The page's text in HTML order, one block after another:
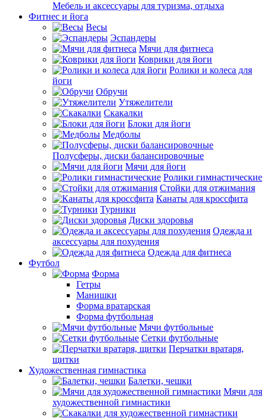
Мебель и аксессуары для туризма, отдыха
Фитнес и йога
Весы
Эспандеры
Мячи для фитнеса
Коврики для йоги
Ролики и колеса для
йоги
Обручи
Утяжелители
Скакалки
Блоки для йоги
Медболы
Полусферы, диски балансировочные
Мячи для йоги
Ролики гимнастические
Стойки для отжимания
Канаты для кроссфита
Турники
Диски здоровья
Одежда и
аксессуары для похудения
Одежда для фитнеса
Футбол
Форма
Гетры
Манишки
Форма вратарская
Форма футбольная
Мячи футбольные
Сетки футбольные
Перчатки вратаря,
щитки
Художественная гимнастика
Балетки, чешки
Мячи для
художественной гимнастики